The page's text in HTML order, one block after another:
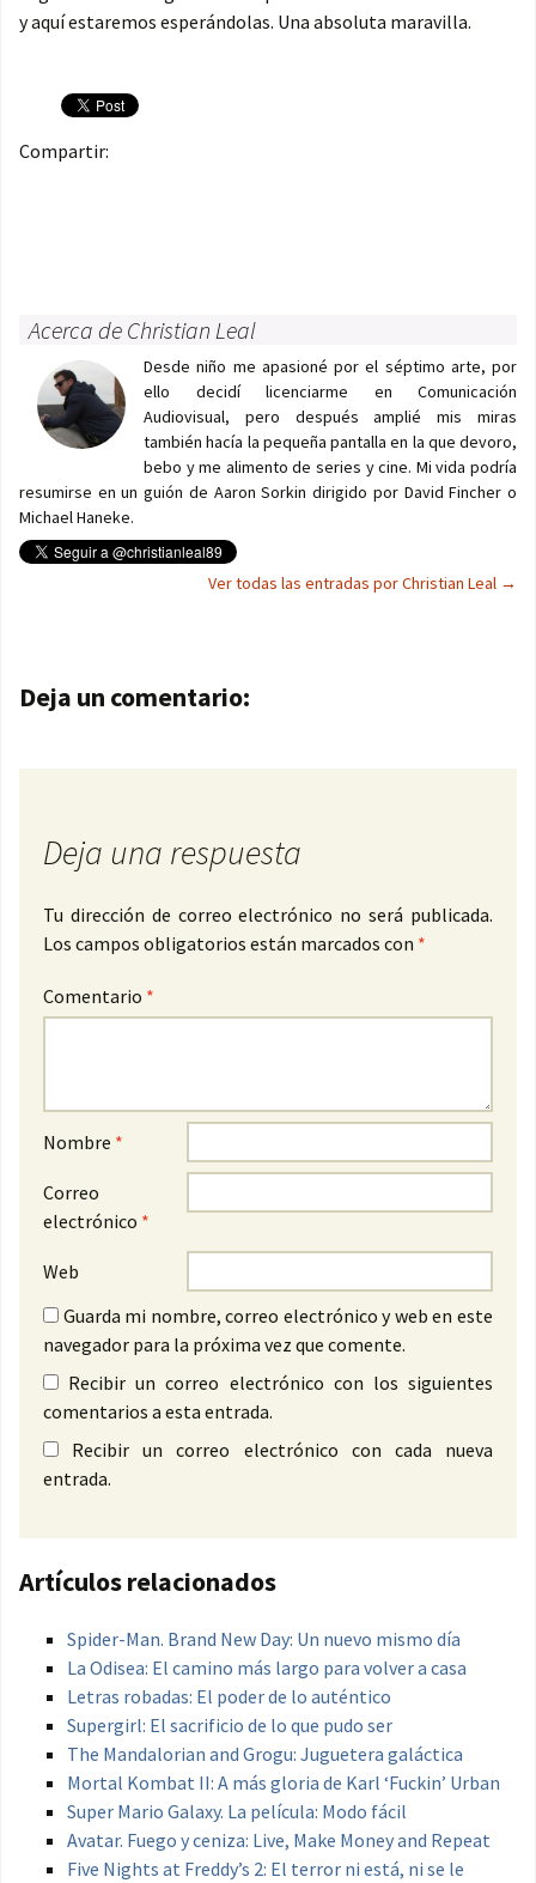
y aquí estaremos esperándolas. Una absoluta maravilla.
Compartir:
Acerca de Christian Leal
Desde niño me apasioné por el séptimo arte, por
ello decidí licenciarme en Comunicación
Audiovisual, pero después amplié mis miras
también hacía la pequeña pantalla en la que devoro,
bebo y me alimento de series y cine. Mi vida podría
resumirse en un guión de Aaron Sorkin dirigido por David Fincher o
Michael Haneke.
Ver todas las entradas por Christian Leal →
Navegación de entradas
Deja un comentario:
Deja una respuesta
Tu dirección de correo electrónico no será publicada.
Los campos obligatorios están marcados con *
Comentario *
Nombre *
Correo
electrónico *
Web
Guarda mi nombre, correo electrónico y web en este
navegador para la próxima vez que comente.
Recibir un correo electrónico con los siguientes
comentarios a esta entrada.
Recibir un correo electrónico con cada nueva
entrada.
Artículos relacionados
Spider-Man. Brand New Day: Un nuevo mismo día
La Odisea: El camino más largo para volver a casa
Letras robadas: El poder de lo auténtico
Supergirl: El sacrificio de lo que pudo ser
The Mandalorian and Grogu: Juguetera galáctica
Mortal Kombat II: A más gloria de Karl ‘Fuckin’ Urban
Super Mario Galaxy. La película: Modo fácil
Avatar. Fuego y ceniza: Live, Make Money and Repeat
Five Nights at Freddy’s 2: El terror ni está, ni se le